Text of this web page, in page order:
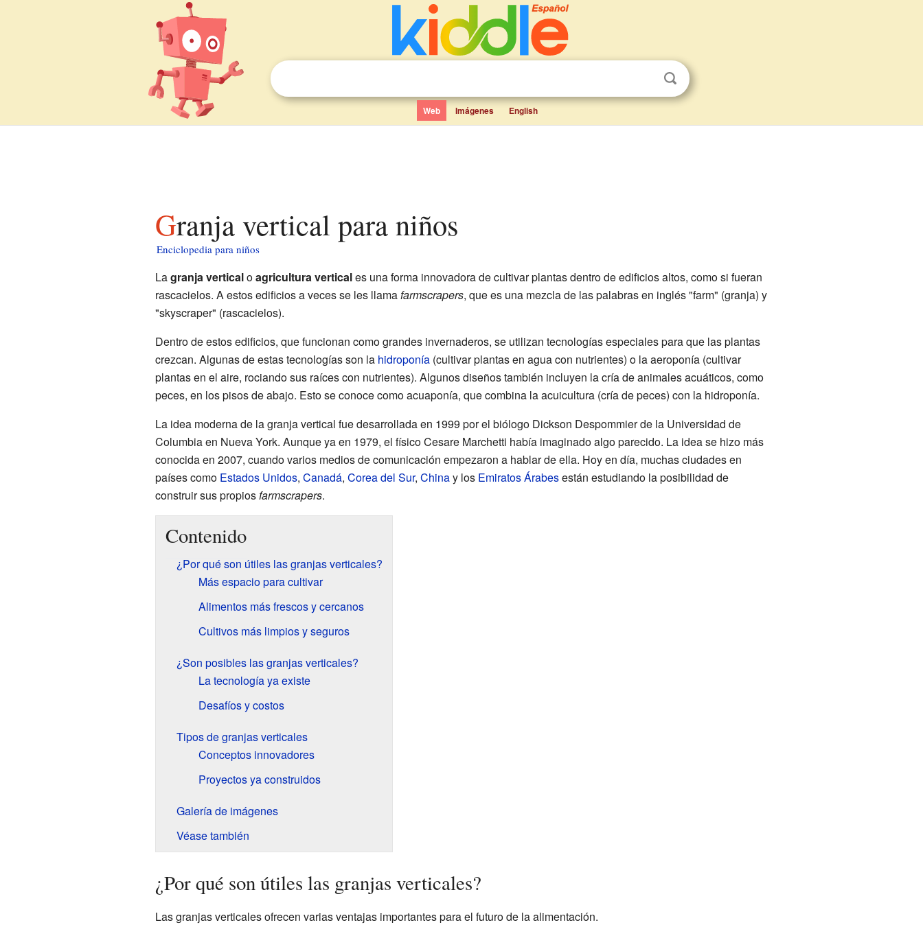
Web Imágenes English
Granja vertical para niños
Enciclopedia para niños
Lagranja verticaloagricultura verticales una forma innovadora de cultivar plantas dentro de edificios altos, como si fueran
rascacielos. A estos edificios a veces se les llamafarmscrapers, que es una mezcla de las palabras en inglés "farm" (granja) y
"skyscraper" (rascacielos).
Dentro de estos edificios, que funcionan como grandes invernaderos, se utilizan tecnologías especiales para que las plantas
crezcan. Algunas de estas tecnologías son la hidroponía(cultivar plantas en agua con nutrientes) o la aeroponía (cultivar
plantas en el aire, rociando sus raíces con nutrientes). Algunos diseños también incluyen la cría de animales acuáticos, como
peces, en los pisos de abajo. Esto se conoce como acuaponía, que combina la acuicultura (cría de peces) con la hidroponía.
La idea moderna de la granja vertical fue desarrollada en 1999 por el biólogo Dickson Despommier de la Universidad de
Columbia en Nueva York. Aunque ya en 1979, el físico Cesare Marchetti había imaginado algo parecido. La idea se hizo más
conocida en 2007, cuando varios medios de comunicación empezaron a hablar de ella. Hoy en día, muchas ciudades en
países como Estados Unidos, Canadá, Corea del Sur, Chinay los Emiratos Árabesestán estudiando la posibilidad de
construir sus propiosfarmscrapers.
Contenido
¿Por qué son útiles las granjas verticales?
Más espacio para cultivar
Alimentos más frescos y cercanos
Cultivos más limpios y seguros
¿Son posibles las granjas verticales?
La tecnología ya existe
Desafíos y costos
Tipos de granjas verticales
Conceptos innovadores
Proyectos ya construidos
Galería de imágenes
Véase también
¿Por qué son útiles las granjas verticales?
Las granjas verticales ofrecen varias ventajas importantes para el futuro de la alimentación.